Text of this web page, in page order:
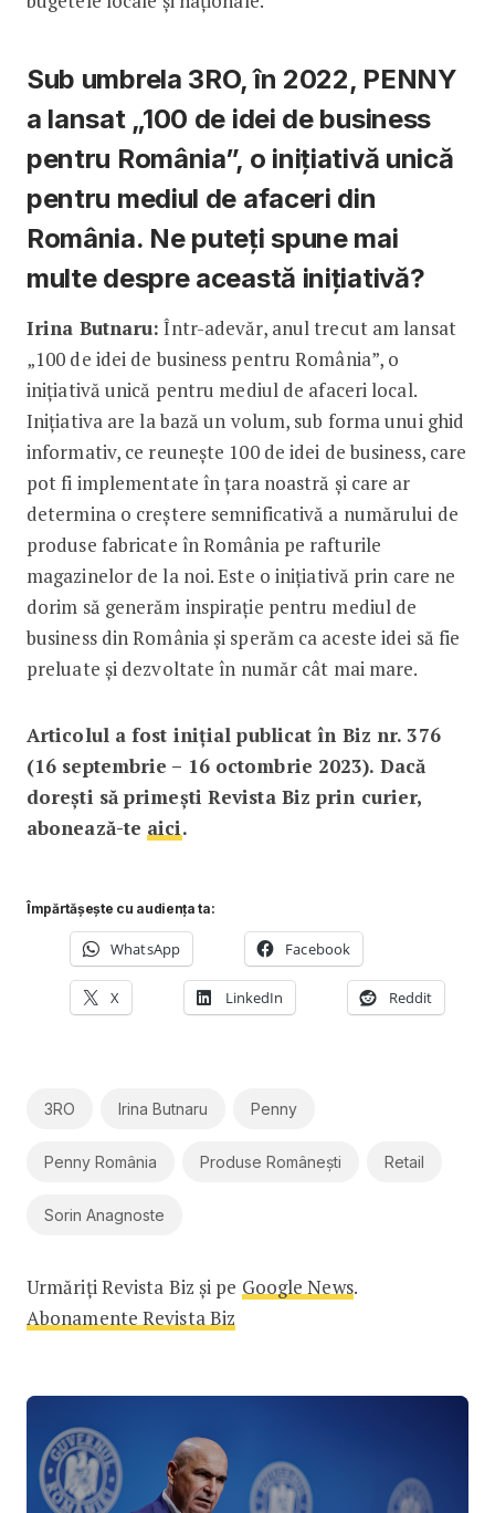
Sub umbrela 3RO, în 2022, PENNY
a lansat „100 de idei de business
pentru România”, o inițiativă unică
pentru mediul de afaceri din
România. Ne puteți spune mai
multe despre această inițiativă?
Irina Butnaru: Într-adevăr, anul trecut am lansat
„100 de idei de business pentru România”, o
inițiativă unică pentru mediul de afaceri local.
Inițiativa are la bază un volum, sub forma unui ghid
informativ, ce reunește 100 de idei de business, care
pot fi implementate în țara noastră și care ar
determina o creștere semnificativă a numărului de
produse fabricate în România pe rafturile
magazinelor de la noi. Este o inițiativă prin care ne
dorim să generăm inspirație pentru mediul de
business din România și sperăm ca aceste idei să fie
preluate și dezvoltate în număr cât mai mare.
Articolul a fost inițial publicat în Biz nr. 376
(16 septembrie – 16 octombrie 2023). Dacă
dorești să primești Revista Biz prin curier,
abonează-te aici.
Împărtășește cu audiența ta:
WhatsApp Facebook
X LinkedIn Reddit
3RO Irina Butnaru Penny
Penny România Produse Românești Retail
Sorin Anagnoste
Urmăriți Revista Biz și pe Google News.
Abonamente Revista Biz